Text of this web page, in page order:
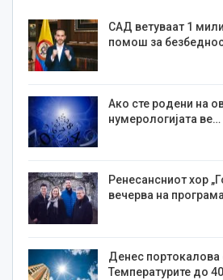
САД ветуваат 1
помош за
Ако сте родени на
нумерологијата ве…
Ренесансниот хор
вечерва на
Денес портокалова
Температурите до